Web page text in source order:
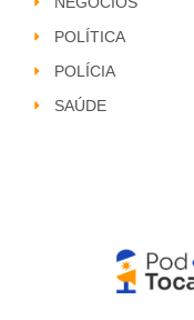
POLÍTICA
POLÍCIA
SAÚDE